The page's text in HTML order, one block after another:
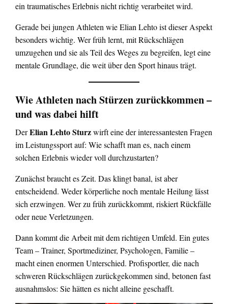
ein traumatisches Erlebnis nicht richtig verarbeitet wird.
Gerade bei jungen Athleten wie Elian Lehto ist dieser Aspekt
besonders wichtig. Wer früh lernt, mit Rückschlägen
umzugehen und sie als Teil des Weges zu begreifen, legt eine
mentale Grundlage, die weit über den Sport hinaus trägt.
Wie Athleten nach Stürzen zurückkommen –
und was dabei hilft
DerElian Lehto Sturzwirft eine der interessantesten Fragen
im Leistungssport auf: Wie schafft man es, nach einem
solchen Erlebnis wieder voll durchzustarten?
Zunächst braucht es Zeit. Das klingt banal, ist aber
entscheidend. Weder körperliche noch mentale Heilung lässt
sich erzwingen. Wer zu früh zurückkommt, riskiert Rückfälle
oder neue Verletzungen.
Dann kommt die Arbeit mit dem richtigen Umfeld. Ein gutes
Team – Trainer, Sportmediziner, Psychologen, Familie –
macht einen enormen Unterschied. Profisportler, die nach
schweren Rückschlägen zurückgekommen sind, betonen fast
ausnahmslos: Sie hätten es nicht alleine geschafft.